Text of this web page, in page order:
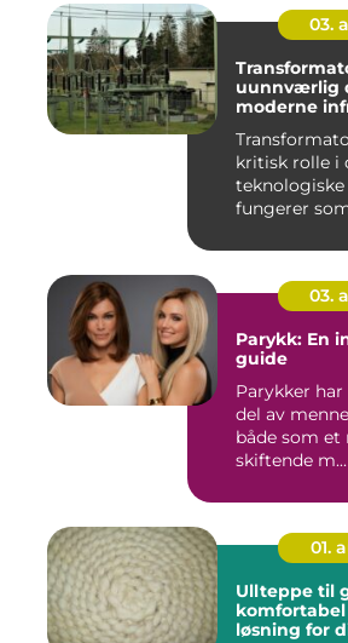
03.
uunnværlig
moderne
kritisk rolle i
fungerer
03.
Parykk: En
guide
Parykker
del av
både som
skiftende m...
01.
Ullteppe til
løsning for